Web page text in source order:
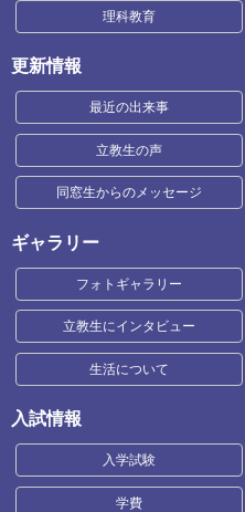
理科教育
更新情報
最近の出来事
立教生の声
同窓生からのメッセージ
ギャラリー
フォトギャラリー
立教生にインタビュー
生活について
入試情報
入学試験
学費